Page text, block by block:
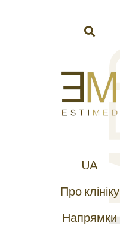
UA
Про клініку
Напрямки